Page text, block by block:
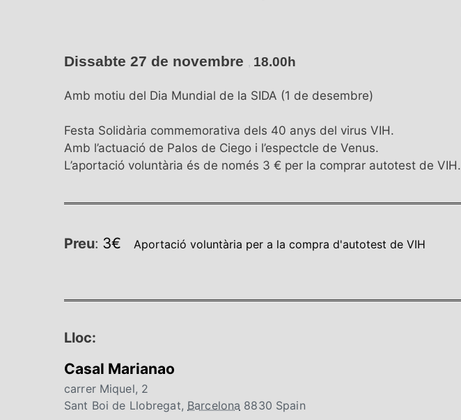
Dissabte 27 de novembre , 18.00h
Amb motiu del Dia Mundial de la SIDA (1 de desembre)
Festa Solidària commemorativa dels 40 anys del virus VIH.
Amb l’actuació de Palos de Ciego i l’espectcle de Venus.
L’aportació voluntària és de només 3 € per la comprar autotest de VIH.
Preu: 3€ Aportació voluntària per a la compra d'autotest de VIH
Lloc:
Casal Marianao
carrer Miquel, 2
Sant Boi de Llobregat, Barcelona 8830 Spain